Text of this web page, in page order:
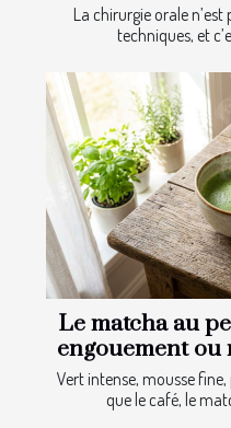
La chirurgie orale n’est
techniques, et
Le matcha au
engouement ou
Vert intense, mousse
que le café, le